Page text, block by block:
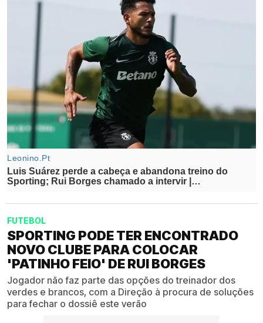
FUTEBOL
SPORTING PODE TER ENCONTRADO
NOVO CLUBE PARA COLOCAR
'PATINHO FEIO' DE RUI BORGES
Jogador não faz parte das opções do treinador dos
verdes e brancos, com a Direção à procura de soluções
para fechar o dossiê este verão